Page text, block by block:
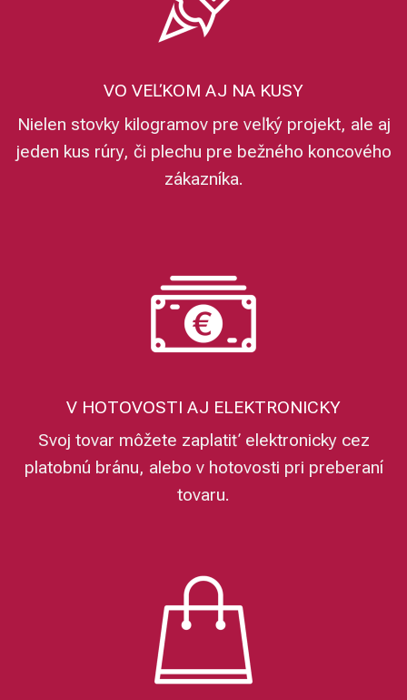
VO VEĽKOM AJ NA KUSY
Nielen stovky kilogramov pre veľký projekt, ale aj
jeden kus rúry, či plechu pre bežného koncového
zákazníka.
V HOTOVOSTI AJ ELEKTRONICKY
Svoj tovar môžete zaplatiť elektronicky cez
platobnú bránu, alebo v hotovosti pri preberaní
tovaru.